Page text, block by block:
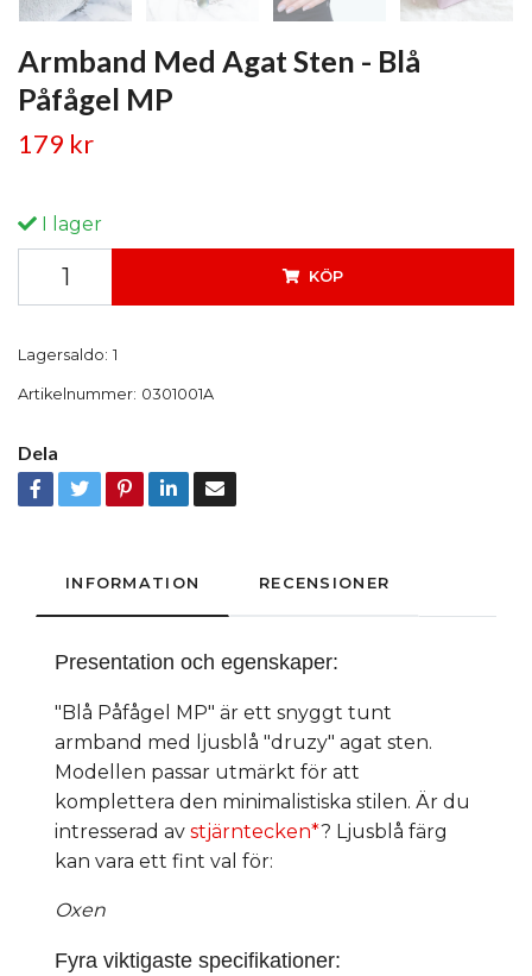
Armband Med Agat Sten - Blå
Påfågel MP
179 kr
I lager
KÖP
Lagersaldo: 1
Artikelnummer: 0301001A
Dela
INFORMATION RECENSIONER
Presentation och egenskaper:
"Blå Påfågel MP" är ett snyggt tunt
armband med ljusblå "druzy" agat sten.
Modellen passar utmärkt för att
komplettera den minimalistiska stilen. Är du
intresserad av stjärntecken*? Ljusblå färg
kan vara ett fint val för:
Oxen
Fyra viktigaste specifikationer: